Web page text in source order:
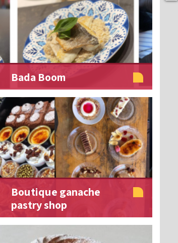
Bada Boom
Boutique ganache
pastry shop